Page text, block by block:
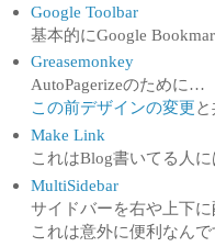
Google Toolbar
基本的にGoogle
Greasemonkey
AutoPagerizeのために…
この前デザインの変更
Make Link
これはBlog書いてる人
MultiSidebar
サイドバーを右や上下に
これは意外に便利なん